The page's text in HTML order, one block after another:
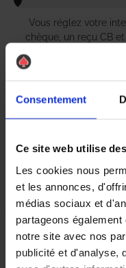
Consentement
Ce site web utilise
Les cookies nous
et les annonces,
médias sociaux et
partageons
notre site avec nos
publicité et d'analyse,
Vous réglez votre
chèque, un reçu CB
Etape 5 :
Vous recevez une
avec
Nous